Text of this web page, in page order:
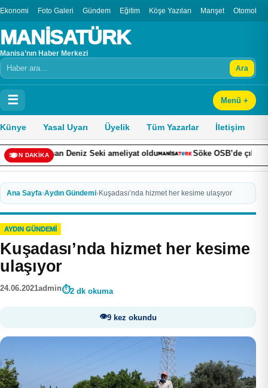
Ekonomi Foto Galeri Gündem Eğitim Köşe Yazıları Manşet Otomobil
MANİSATÜRK
Manisa’nın Haber Merkezi
Arama Ara
☰ Menü +
Künye Yasal Uyarı Üyelik Tüm Yazarlar İletişim
SON DAKİKA
Seki ameliyat oldu Söke OSB’de çıkan yangın panikletti
Ana Sayfa›Aydın Gündemi›Kuşadası’nda hizmet her kesime ulaşıyor
AYDIN GÜNDEMI
Kuşadası’nda hizmet her kesime
ulaşıyor
24.06.2021admin 2 dk okuma
9 kez okundu